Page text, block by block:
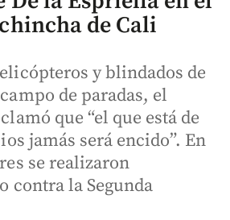
de Cali
y blindados de
de paradas, el
que “el que está de
jamás será encido”. En
se realizaron
contra la Segunda